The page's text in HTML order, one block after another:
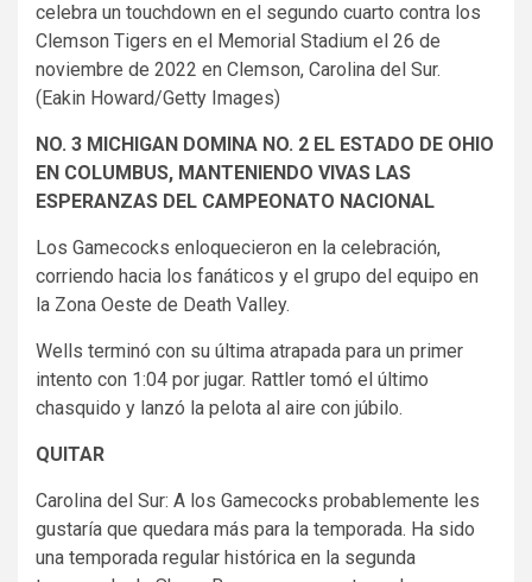
celebra un touchdown en el segundo cuarto contra los
Clemson Tigers en el Memorial Stadium el 26 de
noviembre de 2022 en Clemson, Carolina del Sur.
(Eakin Howard/Getty Images)
NO. 3 MICHIGAN DOMINA NO. 2 EL ESTADO DE OHIO
EN COLUMBUS, MANTENIENDO VIVAS LAS
ESPERANZAS DEL CAMPEONATO NACIONAL
Los Gamecocks enloquecieron en la celebración,
corriendo hacia los fanáticos y el grupo del equipo en
la Zona Oeste de Death Valley.
Wells terminó con su última atrapada para un primer
intento con 1:04 por jugar. Rattler tomó el último
chasquido y lanzó la pelota al aire con júbilo.
QUITAR
Carolina del Sur: A los Gamecocks probablemente les
gustaría que quedara más para la temporada. Ha sido
una temporada regular histórica en la segunda